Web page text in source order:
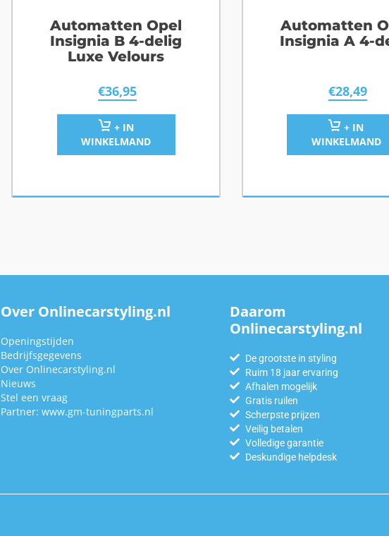
Automatten Opel
Insignia B 4-delig
Luxe Velours
€36,95
+ IN
WINKELMAND
Automatten
Insignia A 4-
€28,49
+ IN
WINKELMAND
Over Onlinecarstyling.nl
Openingstijden
Bedrijfsgegevens
Over Onlinecarstyling.nl
Nieuws
Stel een vraag
Partner: www.gm-tuningparts.nl
Daarom
Onlinecarstyling.nl
De grootste in styling
Ruim 18 jaar ervaring
Afhalen mogelijk
Gratis ruilen
Scherpste prijzen
Veilig betalen
Volledige garantie
Deskundige helpdesk